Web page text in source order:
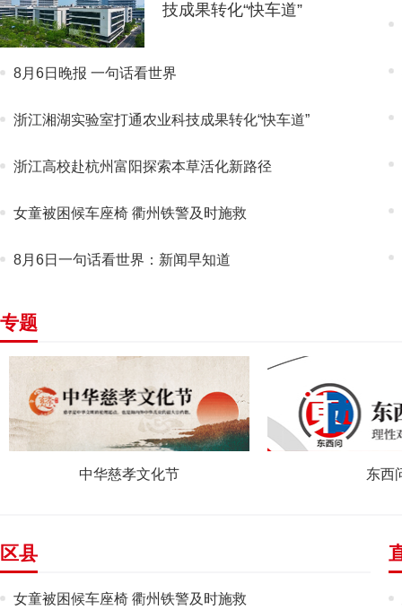
技成果转化“快车道”
8月6日晚报 一句话看世界
浙江湘湖实验室打通农业科技成果转化“快车道”
浙江高校赴杭州富阳探索本草活化新路径
女童被困候车座椅 衢州铁警及时施救
8月6日一句话看世界：新闻早知道
专题
东西问 钱塘
区县
女童被困候车座椅 衢州铁警及时施救